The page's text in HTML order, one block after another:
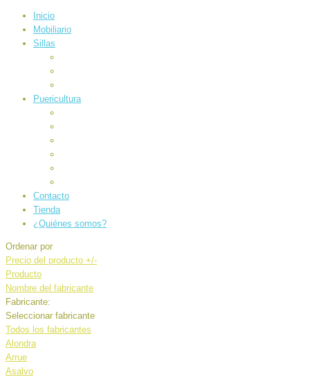
Inicio
Mobiliario
Sillas
Puericultura
Contacto
Tienda
¿Quiénes somos?
Ordenar por
Precio del producto +/-
Producto
Nombre del fabricante
Fabricante:
Seleccionar fabricante
Todos los fabricantes
Alondra
Arrue
Asalvo